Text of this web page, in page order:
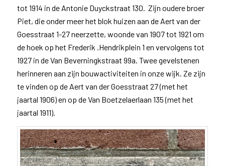
tot 1914 in de Antonie Duyckstraat 130. Zijn oudere broer
Piet, die onder meer het blok huizen aan de Aert van der
Goesstraat 1-27 neerzette, woonde van 1907 tot 1921 om
de hoek op het Frederik .Hendrikplein 1 en vervolgens tot
1927 in de Van Beverningkstraat 99a. Twee gevelstenen
herinneren aan zijn bouwactiviteiten in onze wijk. Ze zijn
te vinden op de Aert van der Goesstraat 27 (met het
jaartal 1906) en op de Van Boetzelaerlaan 135 (met het
jaartal 1911).